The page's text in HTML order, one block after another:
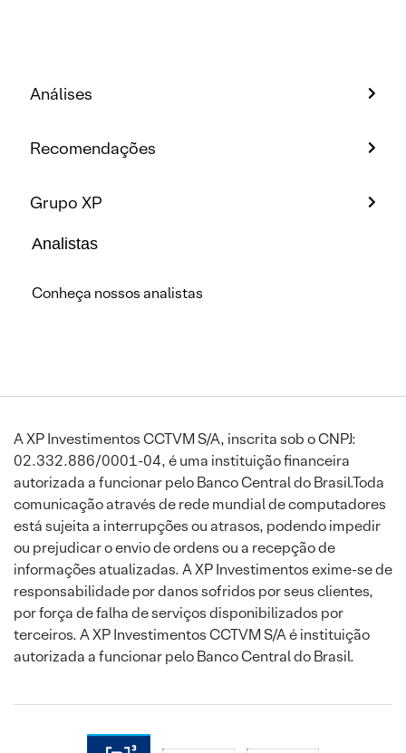
Análises
Recomendações
Grupo XP
Analistas
Conheça nossos analistas
A XP Investimentos CCTVM S/A, inscrita sob o CNPJ:
02.332.886/0001-04, é uma instituição financeira
autorizada a funcionar pelo Banco Central do Brasil.Toda
comunicação através de rede mundial de computadores
está sujeita a interrupções ou atrasos, podendo impedir
ou prejudicar o envio de ordens ou a recepção de
informações atualizadas. A XP Investimentos exime-se de
responsabilidade por danos sofridos por seus clientes,
por força de falha de serviços disponibilizados por
terceiros. A XP Investimentos CCTVM S/A é instituição
autorizada a funcionar pelo Banco Central do Brasil.